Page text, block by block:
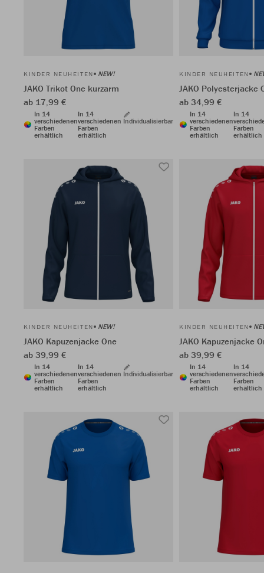
KINDER NEUHEITEN NEW!
JAKO Trikot One kurzarm
ab 17,99 €
In 14
verschiedenen
Farben
erhältlich
In 14
verschiedenen
Farben
erhältlich
Individualisierbar
KINDER NEUHEITEN
JAKO Polyesterjacke
ab 34,99 €
In 14
verschiedenen
Farben
erhältlich
In 14
Farben
erhältlich
KINDER NEUHEITEN NEW!
JAKO Kapuzenjacke One
ab 39,99 €
In 14
verschiedenen
Farben
erhältlich
In 14
verschiedenen
Farben
erhältlich
Individualisierbar
KINDER NEUHEITEN
JAKO Kapuzenjacke
ab 39,99 €
In 14
verschiedenen
Farben
erhältlich
In 14
Farben
erhältlich